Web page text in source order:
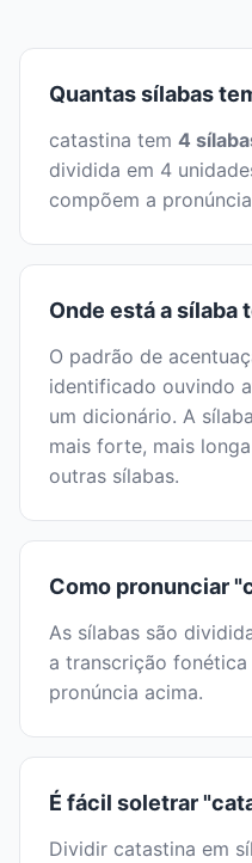
Quantas sílabas
catastina tem 4
dividida em 4
compõem a
Onde está a sílaba
O padrão de
identificado ouvindo
um dicionário. A
mais forte, mais
outras sílabas.
Como pronunciar
As sílabas são
a transcrição
pronúncia acima.
É fácil soletrar
Dividir catastina em